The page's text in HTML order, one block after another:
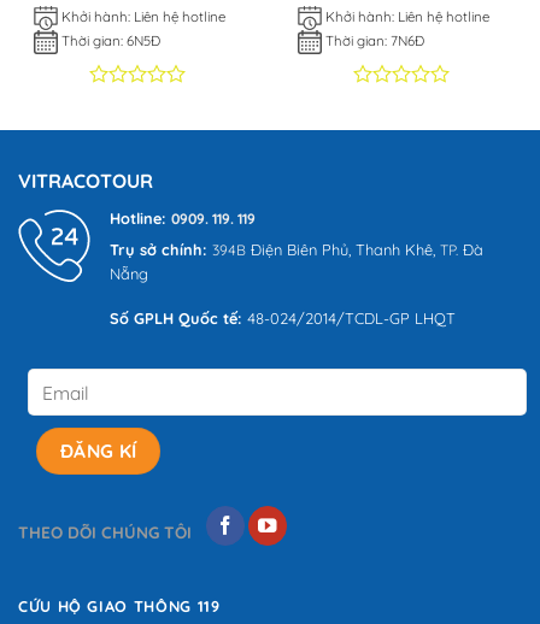
Khởi hành: Liên hệ hotline
Thời gian: 6N5Đ
trên
giá
Khởi hành: Liên hệ hotline
Thời gian: 7N6Đ
VITRACOTOUR
Hotline: 0909. 119. 119
Trụ sở chính: 394B Điện Biên Phủ, Thanh Khê, TP. Đà
Nẵng
Số GPLH Quốc tế: 48-024/2014/TCDL-GP LHQT
THEO DÕI CHÚNG TÔI
CỨU HỘ GIAO THÔNG 119